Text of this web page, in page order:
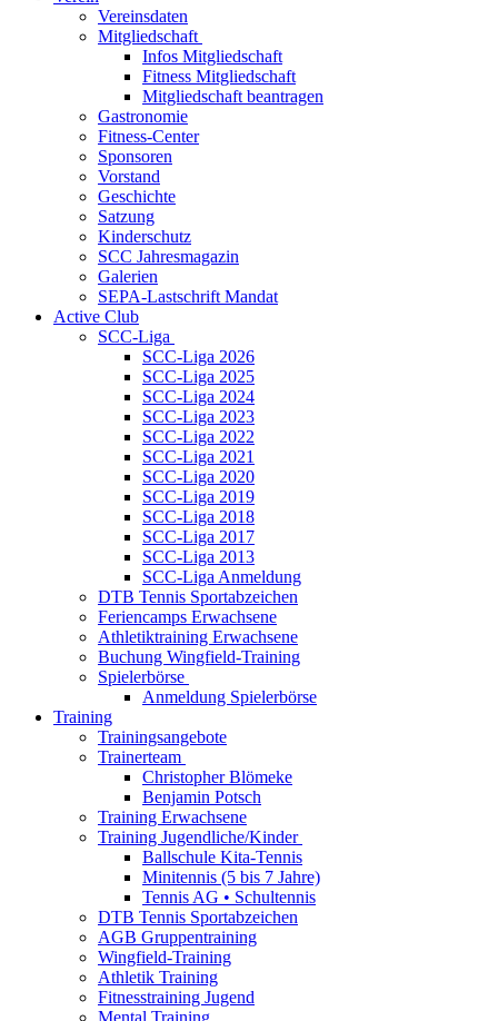
Vereinsdaten
Mitgliedschaft
Infos Mitgliedschaft
Fitness Mitgliedschaft
Mitgliedschaft beantragen
Gastronomie
Fitness-Center
Sponsoren
Vorstand
Geschichte
Satzung
Kinderschutz
SCC Jahresmagazin
Galerien
SEPA-Lastschrift Mandat
Active Club
SCC-Liga
SCC-Liga 2026
SCC-Liga 2025
SCC-Liga 2024
SCC-Liga 2023
SCC-Liga 2022
SCC-Liga 2021
SCC-Liga 2020
SCC-Liga 2019
SCC-Liga 2018
SCC-Liga 2017
SCC-Liga 2013
SCC-Liga Anmeldung
DTB Tennis Sportabzeichen
Feriencamps Erwachsene
Athletiktraining Erwachsene
Buchung Wingfield-Training
Spielerbörse
Anmeldung Spielerbörse
Training
Trainingsangebote
Trainerteam
Christopher Blömeke
Benjamin Potsch
Training Erwachsene
Training Jugendliche/Kinder
Ballschule Kita-Tennis
Minitennis (5 bis 7 Jahre)
Tennis AG • Schultennis
DTB Tennis Sportabzeichen
AGB Gruppentraining
Wingfield-Training
Athletik Training
Fitnesstraining Jugend
Mental Training